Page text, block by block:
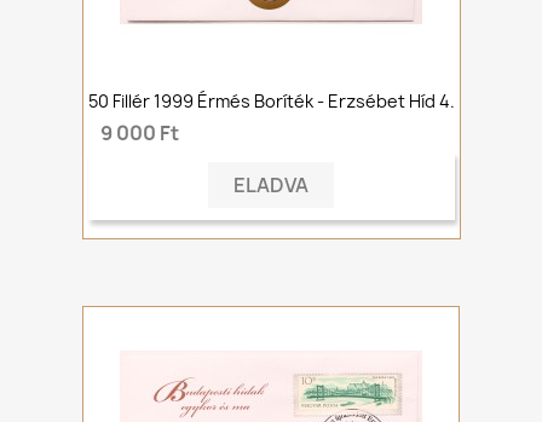
50 Fillér 1999 Érmés Boríték - Erzsébet Híd 4.
9 000 Ft
ELADVA